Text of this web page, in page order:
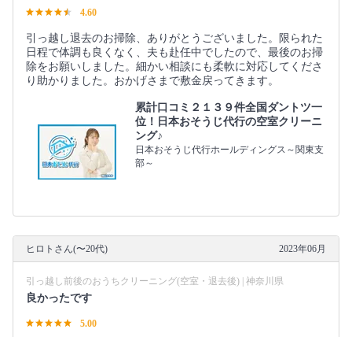
4.60
引っ越し退去のお掃除、ありがとうございました。限られた
日程で体調も良くなく、夫も赴任中でしたので、最後のお掃
除をお願いしました。細かい相談にも柔軟に対応してくださ
り助かりました。おかげさまで敷金戻ってきます。
累計口コミ２１３９件全国ダントツ一
位！日本おそうじ代行の空室クリーニ
ング♪
日本おそうじ代行ホールディングス～関東支
部～
ヒロトさん(〜20代) 2023年06月
引っ越し前後のおうちクリーニング(空室・退去後) | 神奈川県
良かったです
5.00